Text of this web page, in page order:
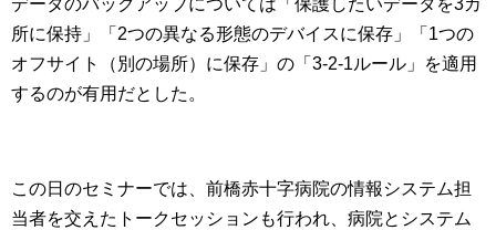
データのバックアップについては「保護したいデータを3カ
所に保持」「2つの異なる形態のデバイスに保存」「1つの
オフサイト（別の場所）に保存」の「3-2-1ルール」を適用
するのが有用だとした。
この日のセミナーでは、前橋赤十字病院の情報システム担
当者を交えたトークセッションも行われ、病院とシステム